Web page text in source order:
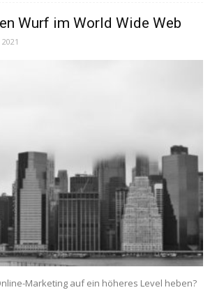
Wurf im World Wide Web
Marketing auf ein höheres Level heben?